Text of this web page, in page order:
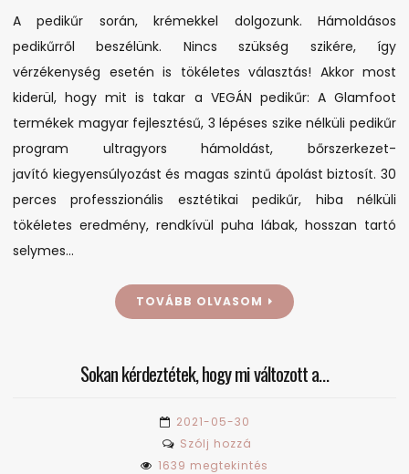
A pedikűr során, krémekkel dolgozunk. Hámoldásos
pedikűrről beszélünk. Nincs szükség szikére, így
vérzékenység esetén is tökéletes választás! Akkor most
kiderül, hogy mit is takar a VEGÁN pedikűr: A Glamfoot
termékek magyar fejlesztésű, 3 lépéses szike nélküli pedikűr
program ultragyors hámoldást, bőrszerkezet-
javító kiegyensúlyozást és magas szintű ápolást biztosít. 30
perces professzionális esztétikai pedikűr, hiba nélküli
tökéletes eredmény, rendkívül puha lábak, hosszan tartó
selymes…
TOVÁBB OLVASOM
Sokan kérdeztétek, hogy mi változott a…
2021-05-30
Szólj hozzá
Sokan
1639 megtekintés